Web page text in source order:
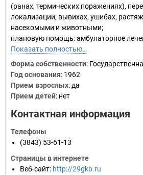
(ранах, термических поражениях),
локализации, вывихах, ушибах,
насекомыми и животными;
плановую помощь: амбулаторное
Показать полностью…
Форма собственности:
Год основания: 1962
Прием взрослых: да
Прием детей: нет
Контактная информация
Телефоны
(3843) 53-61-13
Страницы в интернете
Веб-сайт: http://29gkb.ru